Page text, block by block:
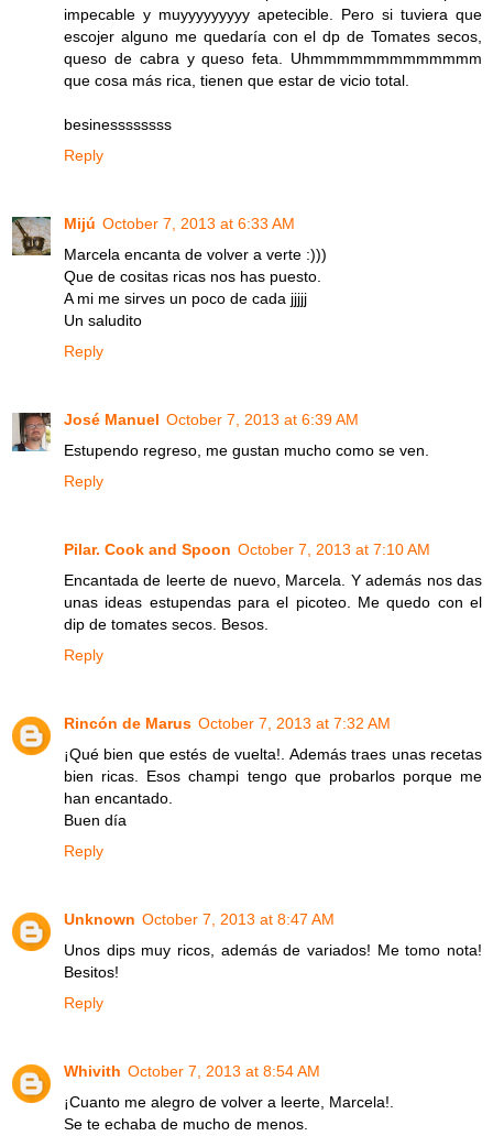
impecable y muyyyyyyyyy apetecible. Pero si tuviera que
escojer alguno me quedaría con el dp de Tomates secos,
queso de cabra y queso feta. Uhmmmmmmmmmmmmm
que cosa más rica, tienen que estar de vicio total.
besinessssssss
Reply
Mijú October 7, 2013 at 6:33 AM
Marcela encanta de volver a verte :)))
Que de cositas ricas nos has puesto.
A mi me sirves un poco de cada jjjjj
Un saludito
Reply
José Manuel October 7, 2013 at 6:39 AM
Estupendo regreso, me gustan mucho como se ven.
Reply
Pilar. Cook and Spoon October 7, 2013 at 7:10 AM
Encantada de leerte de nuevo, Marcela. Y además nos das
unas ideas estupendas para el picoteo. Me quedo con el
dip de tomates secos. Besos.
Reply
Rincón de Marus October 7, 2013 at 7:32 AM
¡Qué bien que estés de vuelta!. Además traes unas recetas
bien ricas. Esos champi tengo que probarlos porque me
han encantado.
Buen día
Reply
Unknown October 7, 2013 at 8:47 AM
Unos dips muy ricos, además de variados! Me tomo nota!
Besitos!
Reply
Whivith October 7, 2013 at 8:54 AM
¡Cuanto me alegro de volver a leerte, Marcela!.
Se te echaba de mucho de menos.